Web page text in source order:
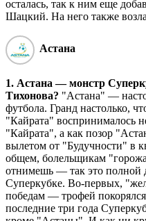
осталась, так к ним еще
Шацкий. На него также
Астана
1. Астана — монстр
Тихонова? "Астана" —
футбола. Гранд настолько,
"Кайрата" воспринималось
"Кайрата", а как позор
вылетом от "Будучности" в
общем, болельщикам
отнимешь — так это
Суперкубке. Во-первых,
победам — трофей
последние три года